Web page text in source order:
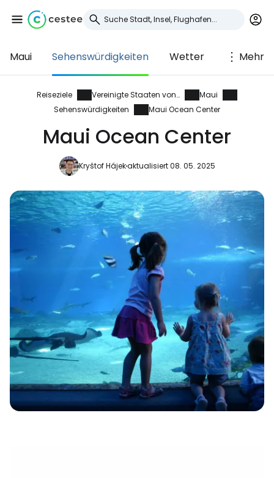
Maui Sehenswürdigkeiten Wetter Mehr
Reiseziele Vereinigte Staaten von Amerika
Maui
Sehenswürdigkeiten
Maui Ocean Center
Maui Ocean Center
Kryštof Hájekaktualisiert 08. 05. 2025
Anmeldung bei
Cestee
... die weltweite Reise-Community
Weiter mit Google
Weiter mit Facebook
Weiter mit E-Mail